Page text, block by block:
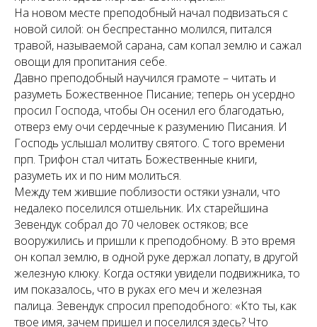
На новом месте преподобный начал подвизаться с
новой силой: он беспрестанно молился, питался
травой, называемой сарана, сам копал землю и сажал
овощи для пропитания себе.
Давно преподобный научился грамоте – читать и
разуметь Божественное Писание; теперь он усердно
просил Господа, чтобы Он осенил его благодатью,
отверз ему очи сердечные к разумению Писания. И
Господь услышал молитву святого. С того времени
прп. Трифон стал читать Божественные книги,
разуметь их и по ним молиться.
Между тем жившие поблизости остяки узнали, что
недалеко поселился отшельник. Их старейшина
Зевендук собрал до 70 человек остяков; все
вооружились и пришли к преподобному. В это время
он копал землю, в одной руке держал лопату, в другой
железную клюку. Когда остяки увидели подвижника, то
им показалось, что в руках его меч и железная
палица. Зевендук спросил преподобного: «Кто ты, как
твое имя, зачем пришел и поселился здесь? Что